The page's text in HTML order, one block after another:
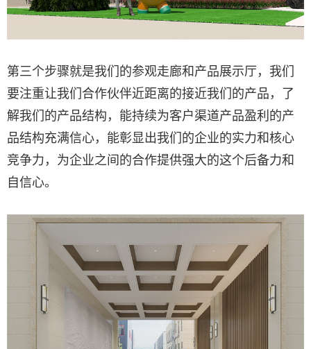
第三个步骤就是我们的参观走廊和产品展示厅，我们
要注重让我们合作伙伴近距离的接近我们的产品，了
解我们的产品结构，能持续为客户渠道产品盈利的产
品结构充满信心，能彰显出我们的企业的实力和核心
竞争力，为企业之间的合作提供强大的这个后备力和
自信心。